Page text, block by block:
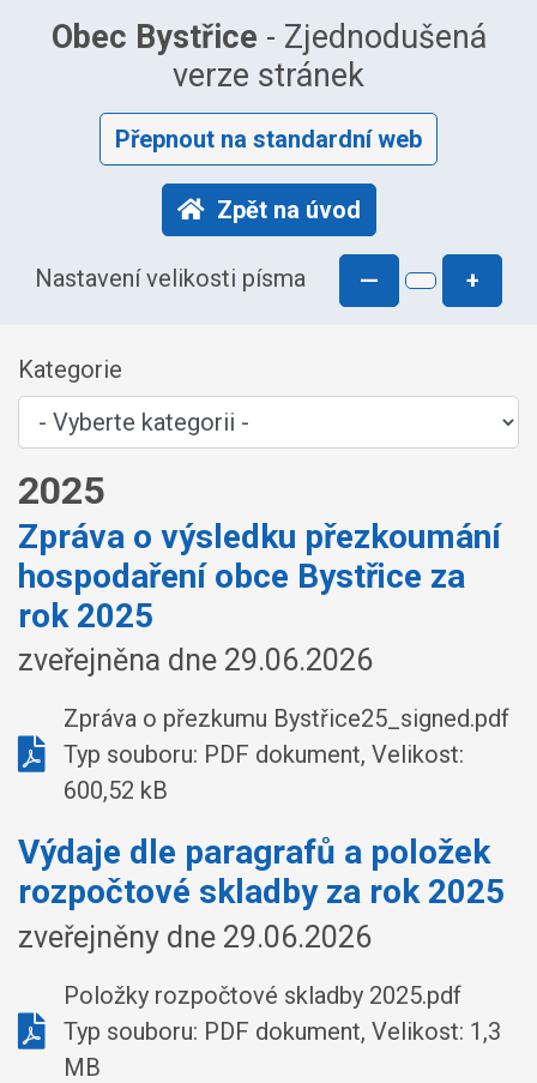
Obec Bystřice - Zjednodušená
verze stránek
Přepnout na standardní web
Zpět na úvod
Nastavení velikosti písma — +
Kategorie
2025
Zpráva o výsledku přezkoumání
hospodaření obce Bystřice za
rok 2025
zveřejněna dne 29.06.2026
Zpráva o přezkumu Bystřice25_signed.pdf
Typ souboru: PDF dokument, Velikost:
600,52 kB
Výdaje dle paragrafů a položek
rozpočtové skladby za rok 2025
zveřejněny dne 29.06.2026
Položky rozpočtové skladby 2025.pdf
Typ souboru: PDF dokument, Velikost: 1,3
MB